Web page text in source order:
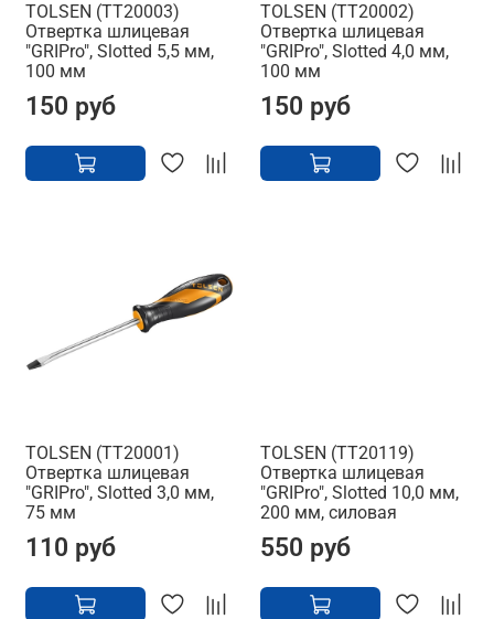
TOLSEN (TT20003)
Отвертка шлицевая
"GRIPro", Slotted 5,5 мм,
100 мм
150 руб
TOLSEN (TT20002)
Отвертка шлицевая
"GRIPro", Slotted 4,0 мм,
100 мм
150 руб
TOLSEN (TT20001)
Отвертка шлицевая
"GRIPro", Slotted 3,0 мм,
75 мм
110 руб
TOLSEN (TT20119)
Отвертка шлицевая
"GRIPro", Slotted 10,0 мм,
200 мм, силовая
550 руб